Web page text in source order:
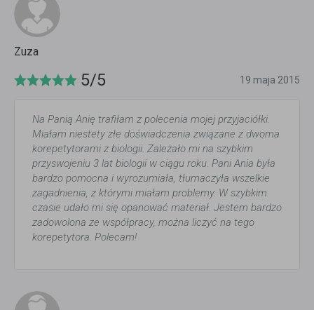
Zuza
5/5 19 maja 2015
Na Panią Anię trafiłam z polecenia mojej przyjaciółki.
Miałam niestety złe doświadczenia związane z dwoma
korepetytorami z biologii. Zależało mi na szybkim
przyswojeniu 3 lat biologii w ciągu roku. Pani Ania była
bardzo pomocna i wyrozumiała, tłumaczyła wszelkie
zagadnienia, z którymi miałam problemy. W szybkim
czasie udało mi się opanować materiał. Jestem bardzo
zadowolona ze współpracy, można liczyć na tego
korepetytora. Polecam!